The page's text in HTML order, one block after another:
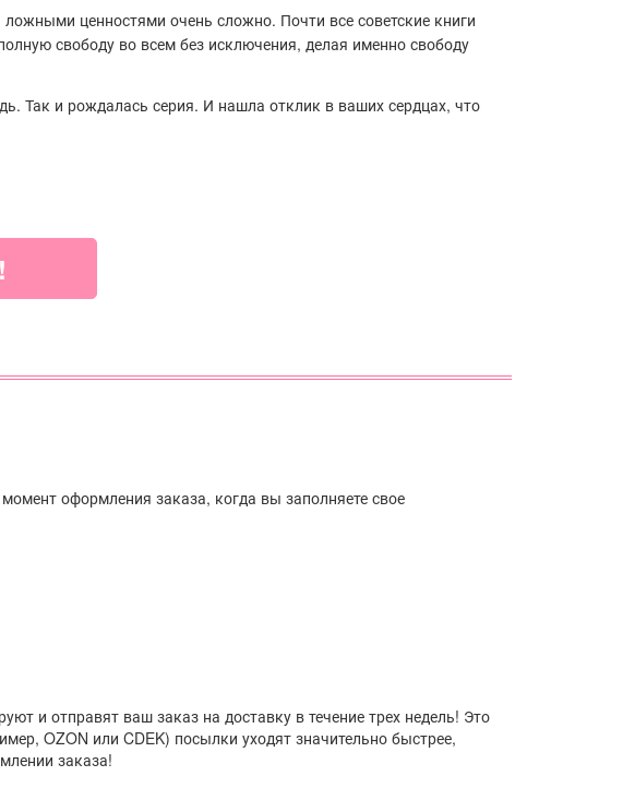
ценностями очень сложно. Почти все советские книги
свободу во всем без исключения, делая именно свободу
Так и рождалась серия. И нашла отклик в ваших сердцах, что
оформления заказа, когда вы заполняете свое
OZON или CDEK) посылки уходят значительно быстрее,
заказа!